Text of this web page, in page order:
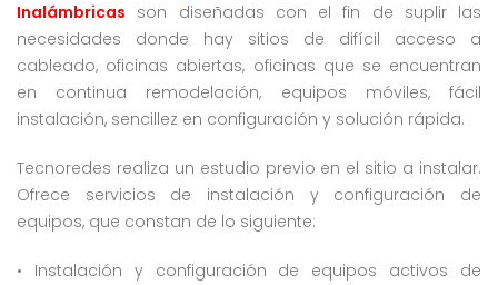
Inalámbricas son diseñadas con el fin de suplir las
necesidades donde hay sitios de difícil acceso a
cableado, oficinas abiertas, oficinas que se encuentran
en continua remodelación, equipos móviles, fácil
instalación, sencillez en configuración y solución rápida.
Tecnoredes realiza un estudio previo en el sitio a instalar.
Ofrece servicios de instalación y configuración de
equipos, que constan de lo siguiente:
• Instalación y configuración de equipos activos de